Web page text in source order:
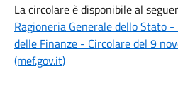
La circolare è disponibile al
Ragioneria Generale dello Stato
delle Finanze - Circolare del 9
(mef.gov.it)